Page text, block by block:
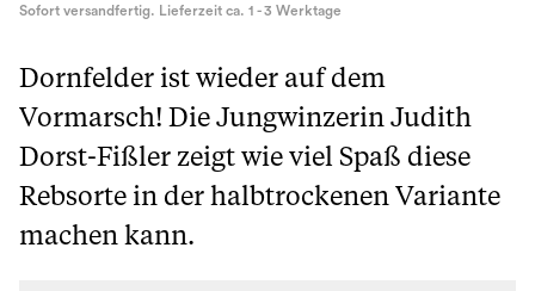
Sofort versandfertig. Lieferzeit ca. 1 - 3 Werktage
Dornfelder ist wieder auf dem
Vormarsch! Die Jungwinzerin Judith
Dorst-Fißler zeigt wie viel Spaß diese
Rebsorte in der halbtrockenen Variante
machen kann.